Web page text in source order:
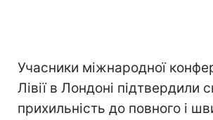
Учасники міжнародної
Лівії в Лондоні підтвердили
прихильність до повного і